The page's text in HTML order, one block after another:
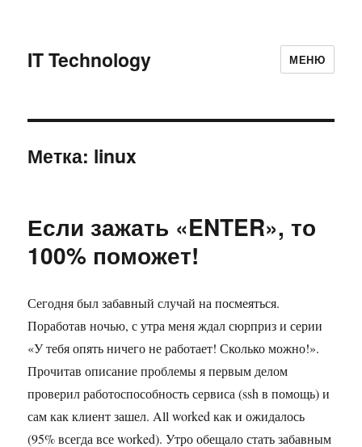
IT Technology МЕНЮ
Метка: linux
Если зажать «ENTER», то
100% поможет!
Сегодня был забавный случай на посмеяться.
Поработав ночью, с утра меня ждал сюрприз и серии
«У тебя опять ничего не работает! Сколько можно!».
Прочитав описание проблемы я первым делом
проверил работоспособность сервиса (ssh в помощь) и
сам как клиент зашел. All worked как и ожидалось
(95% всегда все worked). Утро обещало стать забавным